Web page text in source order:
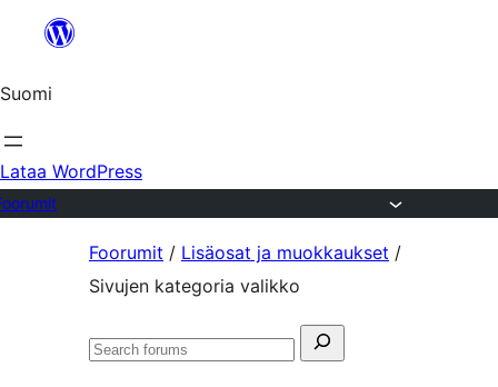
Suomi
Lataa WordPress
Foorumit / Lisäosat ja muokkaukset /
Sivujen kategoria valikko
Search
Search